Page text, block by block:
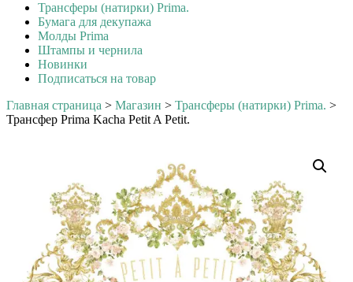
Трансферы (натирки) Prima.
Бумага для декупажа
Молды Prima
Штампы и чернила
Новинки
Подписаться на товар
Главная страница > Магазин > Трансферы (натирки) Prima. >
Трансфер Prima Kacha Petit A Petit.